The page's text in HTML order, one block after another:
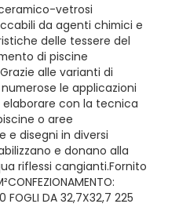
vetrosi
da agenti chimici e
delle tessere del
di piscine
alle varianti di
le applicazioni
con la tecnica
o aree
e disegni in diversi
e donano alla
riflessi cangianti.Fornito
FOGLI DA 32,7X32,7 225